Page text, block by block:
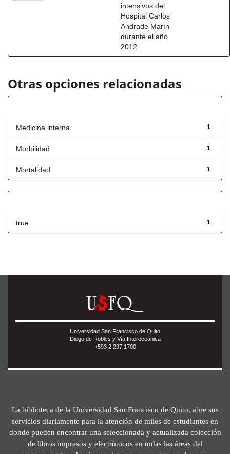
intensivos del
Hospital Carlos
Andrade Marín
durante el año
2012
Otras opciones relacionadas
1
Medicina interna
1
Morbilidad
1
Mortalidad
1
true
Universidad San Francisco de Quito
Diego de Robles y Vía Interoceánica
+593 2 297 1700
La biblioteca de la Universidad San Francisco de Quito, abre sus
servicios diariamente para la atención de miles de estudiantes en
donde pueden encontrar una seleccionada y actualizada colección
de libros impresos y electrónicos en todas las áreas del